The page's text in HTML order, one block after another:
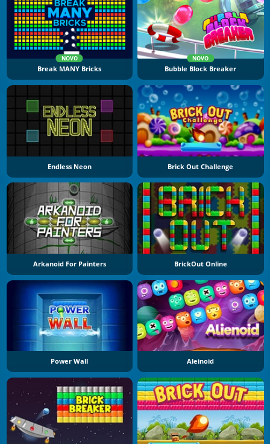
NOVO
Break MANY Bricks
NOVO
Bubble Block Breaker
Endless Neon Brick Out Challenge
Arkanoid For Painters BrickOut Online
Power Wall Aleinoid